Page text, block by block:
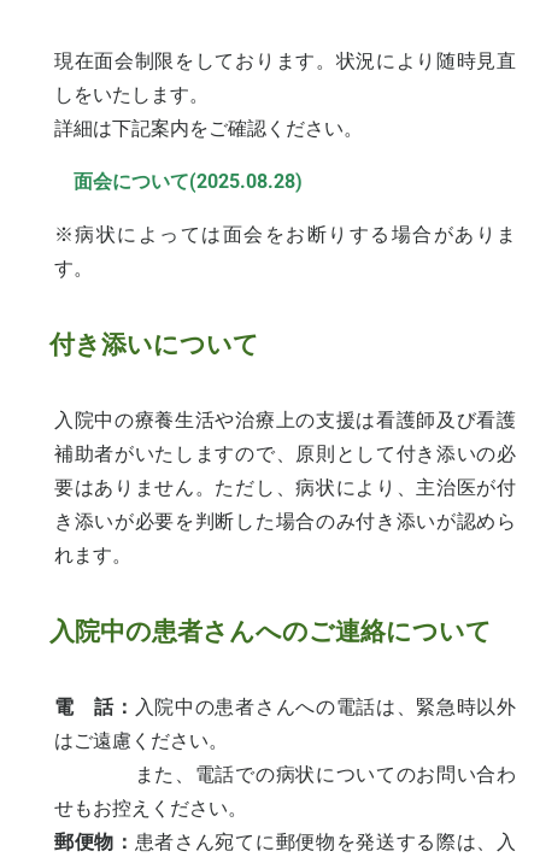
現在面会制限をしております。状況により随時見直
しをいたします。
詳細は下記案内をご確認ください。
面会について(2025.08.28)
※病状によっては面会をお断りする場合がありま
す。
付き添いについて
入院中の療養生活や治療上の支援は看護師及び看護
補助者がいたしますので、原則として付き添いの必
要はありません。ただし、病状により、主治医が付
き添いが必要を判断した場合のみ付き添いが認めら
れます。
入院中の患者さんへのご連絡について
電 話： 入院中の患者さんへの電話は、緊急時以外
はご遠慮ください。
また、電話での病状についてのお問い合わ
せもお控えください。
郵便物： 患者さん宛てに郵便物を発送する際は、入